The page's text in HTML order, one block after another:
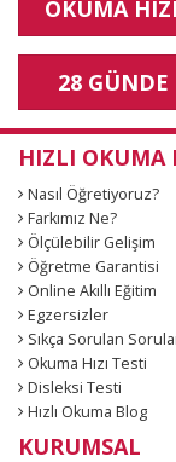
OKUMA
28
HIZLI OKUMA
Nasıl Öğretiyoruz?
Farkımız Ne?
Ölçülebilir Gelişim
Öğretme Garantisi
Online Akıllı Eğitim
Egzersizler
Sıkça Sorulan
Okuma Hızı Testi
Disleksi Testi
Hızlı Okuma Blog
KURUMSAL